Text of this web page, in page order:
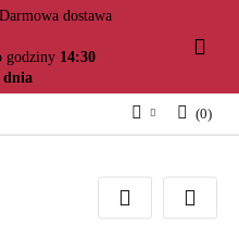
godziny 14:30
dnia
Załóż konto
(0)